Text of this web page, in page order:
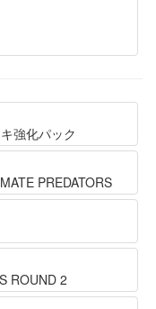
強化パック
PREDATORS
ROUND 2